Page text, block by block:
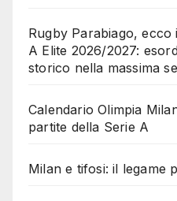
Rugby Parabiago,
A Elite 2026/2027:
storico nella massima
Calendario Olimpia
partite della Serie A
Milan e tifosi: il legame